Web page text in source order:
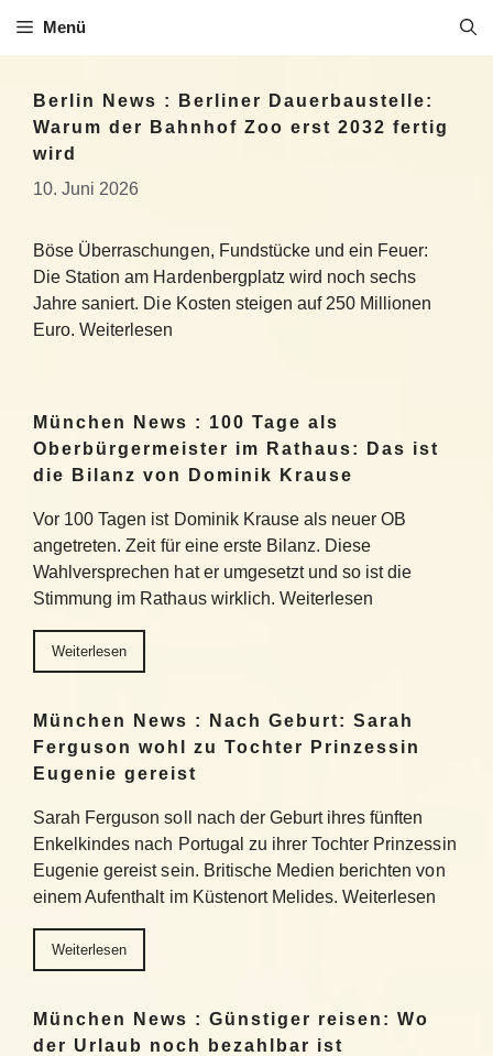
Inhalt
Menü
Berlin News : Berliner Dauerbaustelle:
Warum der Bahnhof Zoo erst 2032 fertig
wird
10. Juni 2026
Böse Überraschungen, Fundstücke und ein Feuer:
Die Station am Hardenbergplatz wird noch sechs
Jahre saniert. Die Kosten steigen auf 250 Millionen
Euro. Weiterlesen
München News : 100 Tage als
Oberbürgermeister im Rathaus: Das ist
die Bilanz von Dominik Krause
Vor 100 Tagen ist Dominik Krause als neuer OB
angetreten. Zeit für eine erste Bilanz. Diese
Wahlversprechen hat er umgesetzt und so ist die
Stimmung im Rathaus wirklich. Weiterlesen
Weiterlesen
München News : Nach Geburt: Sarah
Ferguson wohl zu Tochter Prinzessin
Eugenie gereist
Sarah Ferguson soll nach der Geburt ihres fünften
Enkelkindes nach Portugal zu ihrer Tochter Prinzessin
Eugenie gereist sein. Britische Medien berichten von
einem Aufenthalt im Küstenort Melides. Weiterlesen
Weiterlesen
München News : Günstiger reisen: Wo
der Urlaub noch bezahlbar ist